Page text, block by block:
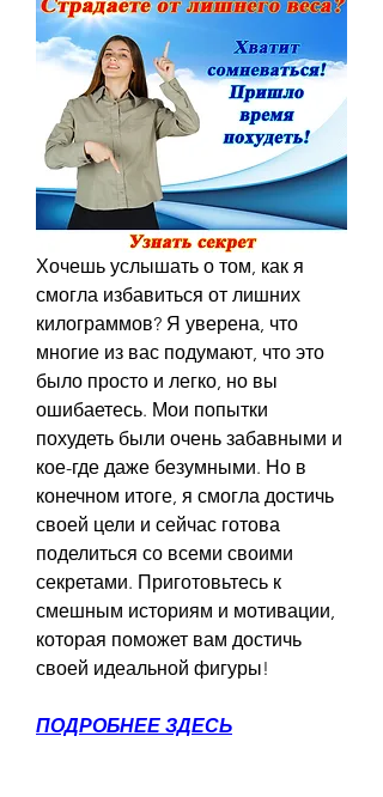
Хочешь услышать о том, как я
смогла избавиться от лишних
килограммов? Я уверена, что
многие из вас подумают, что это
было просто и легко, но вы
ошибаетесь. Мои попытки
похудеть были очень забавными и
кое-где даже безумными. Но в
конечном итоге, я смогла достичь
своей цели и сейчас готова
поделиться со всеми своими
секретами. Приготовьтесь к
смешным историям и мотивации,
которая поможет вам достичь
своей идеальной фигуры!
ПОДРОБНЕЕ ЗДЕСЬ